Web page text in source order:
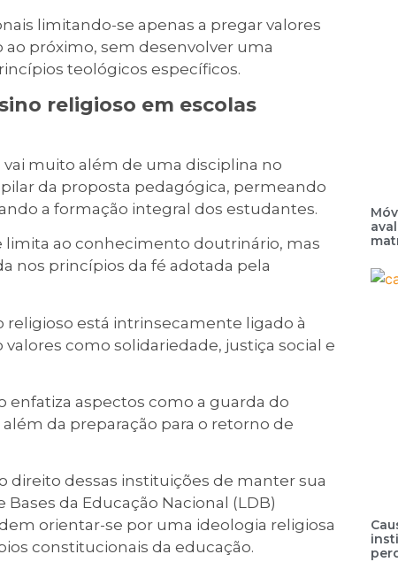
limitando-se apenas a pregar valores
ao próximo, sem desenvolver uma
teológicos específicos.
religioso em escolas
muito além de uma disciplina no
da proposta pedagógica, permeando
a formação integral dos estudantes.
limita ao conhecimento doutrinário, mas
nos princípios da fé adotada pela
religioso está intrinsecamente ligado à
como solidariedade, justiça social e
enfatiza aspectos como a guarda do
da preparação para o retorno de
direito dessas instituições de manter sua
da Educação Nacional (LDB)
orientar-se por uma ideologia religiosa
constitucionais da educação.